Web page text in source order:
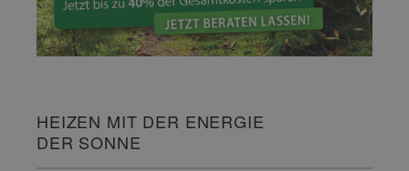
HEIZEN MIT DER ENERGIE
DER SONNE